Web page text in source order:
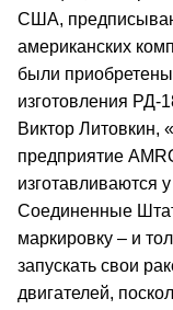
США,
американских
были
изготовления РД-
Виктор Литовкин,
предприятие
изготавливаются
Соединенные
маркировку – и
запускать свои
двигателей,